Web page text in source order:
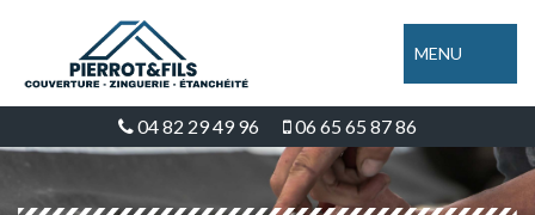
MENU
04 82 29 49 96 06 65 65 87 86